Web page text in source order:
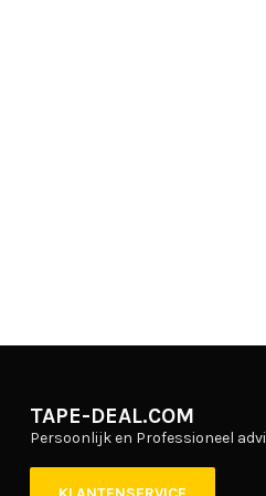
TAPE-DEAL.COM
Persoonlijk en Professioneel